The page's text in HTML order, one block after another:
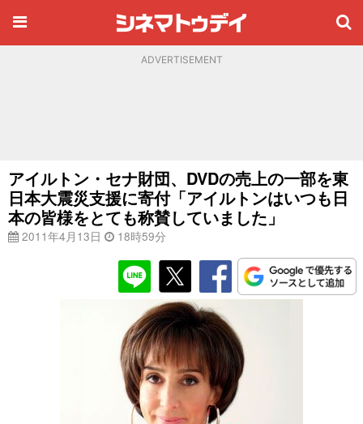
ADVERTISEMENT
アイルトン・セナ財団、DVDの売上の一部を東
日本大震災支援に寄付「アイルトンはいつも日
本の皆様をとても称賛していました」
2011年4月13日 18時59分